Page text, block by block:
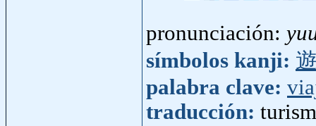
pronunciación:
símbolos kanji:
palabra clave:
traducción: